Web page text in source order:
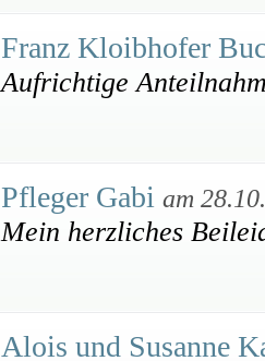
Franz Kloibhofer
Aufrichtige
Pfleger Gabi am
Mein herzliches
Alois und Susanne